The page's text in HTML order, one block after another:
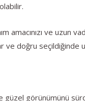
amacınızı ve
doğru seçildiğinde
güzel görünümünü